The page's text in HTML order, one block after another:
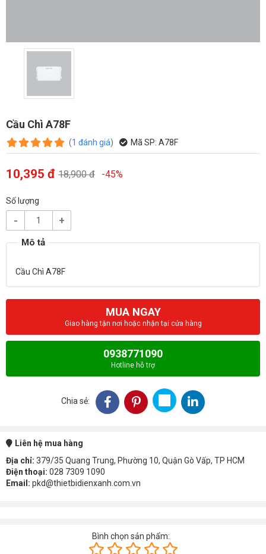
Cầu Chì A78F
(1 đánh giá) Mã SP: A78F
10,395 đ 18,900 đ -45%
Số lượng
- +
MUA NGAY
Giao hàng tận nơi hoặc nhận tại cửa hàng
0938771090
Hotline hỗ trợ
Chia sẻ:
Liên hệ mua hàng
Địa chỉ: 379/35 Quang Trung, Phường 10, Quận Gò Vấp, TP HCM
Điện thoại: 028 7309 1090
Email: pkd@thietbidienxanh.com.vn
Bình chọn sản phẩm: